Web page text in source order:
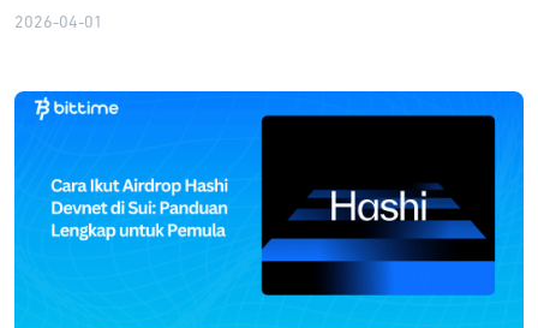
2026-04-01